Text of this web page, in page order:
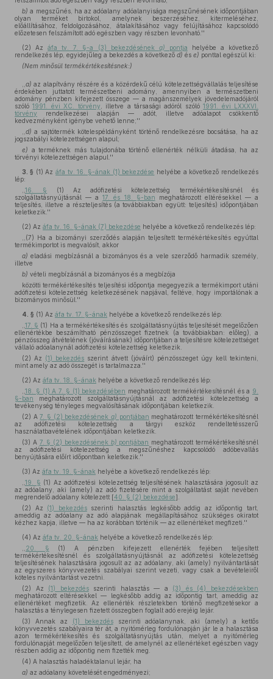
b) a megszűnés, ha az adóalany adóalanyisága megszűnésének időpontjában
olyan terméket birtokol, amelynek beszerzéséhez, kitermeléséhez,
előállításához, feldolgozásához, átalakításához vagy felújításához kapcsolódó
előzetesen felszámított adó egészben vagy részben levonható.''
(2) Azáfa tv. 7. §-a (3) bekezdésének a) pontja helyébe a következő
rendelkezés lép, egyidejűleg a bekezdés a következő d) és e) ponttal egészül ki:
(Nem minősül termékértékesítésnek:)
a) az alapítvány részére és a közérdekű célú kötelezettségvállalás teljesítése
érdekében juttatott természetbeni adomány, amennyiben a természetbeni
adomány pénzben kifejezett összege — a magánszemélyek jövedelemadójáról
szóló1991. évi XC. törvény , illetve a társasági adóról szóló1991. évi LXXXVI.
törvény rendelkezései alapján — adót, illetve adóalapot csökkentő
kedvezményként igénybe vehető lenne;''
d) a sajtótermék kötelespéldányként történő rendelkezésre bocsátása, ha az
jogszabályi kötelezettségen alapul;
e) a terméknek más tulajdonába történő ellenérték nélküli átadása, ha az
törvényi kötelezettségen alapul.''
3. § (1) Azáfa tv. 16. §-ának (1) bekezdése helyébe a következő rendelkezés
lép:
16. §
(1) Az adófizetési kötelezettség termékértékesítésnél és
szolgáltatásnyújtásnál — a17. és 18. §-ban meghatározott eltérésekkel — a
teljesítés, illetve a részteljesítés (a továbbiakban együtt: teljesítés) időpontjában
keletkezik.''
(2) Az áfa tv. 16. §-ának (7) bekezdése helyébe a következő rendelkezés lép:
,,(7) Ha a bizományi szerződés alapján teljesített termékértékesítés egyúttal
termékimportot is megvalósít, akkor
a) eladási megbízásnál a bizományos és a vele szerződő harmadik személy,
illetve
b) vételi megbízásnál a bizományos és a megbízója
közötti termékértékesítés teljesítési időpontja megegyezik a termékimport utáni
adófizetési kötelezettség keletkezésének napjával, feltéve, hogy importálónak a
bizományos minősül.''
4. § (1) Az áfa tv. 17. §-ának helyébe a következő rendelkezés lép:
17. § (1) Ha a termékértékesítés és szolgáltatásnyújtás teljesítését megelőzően
ellenértékbe beszámítható pénzösszeget fizetnek (a továbbiakban: előleg), a
pénzösszeg átvételének (jóváírásának) időpontjában a teljesítésre kötelezettséget
vállaló adóalanynál adófizetési kötelezettség keletkezik.
(2) Az (1) bekezdés szerint átvett (jóváírt) pénzösszeget úgy kell tekinteni,
mint amely az adó összegét is tartalmazza.''
(2) Az áfa tv. 18. §-ának helyébe a következő rendelkezés lép:
18. § (1) A 7. § (1) bekezdésében meghatározott termékértékesítésnél és a 9.
§-ban meghatározott szolgáltatásnyújtásnál az adófizetési kötelezettség a
tevékenység tényleges megvalósításának időpontjában keletkezik.
(2) A7. § (2) bekezdéséneka) pontjában meghatározott termékértékesítésnél
az adófizetési kötelezettség a tárgyi eszköz rendeltetésszerű
használatbavételének időpontjában keletkezik.
(3) A 7. § (2) bekezdésének b) pontjában meghatározott termékértékesítésnél
az adófizetési kötelezettség a megszűnéshez kapcsolódó adóbevallás
benyújtására előírt időpontban keletkezik.''
(3) Az áfa tv. 19. §-ának helyébe a következő rendelkezés lép:
19. § (1) Az adófizetési kötelezettség teljesítésének halasztására jogosult az
az adóalany, aki (amely) az adó fizetésére mint a szolgáltatást saját nevében
megrendelő adóalany kötelezett [40. § (2) bekezdése].
(2) Az (1) bekezdésszerinti halasztás legkésőbb addig az időpontig tart,
ameddig az adóalany az adó alapjának megállapításához szükséges okiratot
kézhez kapja, illetve — ha az korábban történik — az ellenértéket megfizeti.''
(4) Az áfa tv. 20. §-ának helyébe a következő rendelkezés lép:
20. § (1) A pénzben kifejezett ellenérték fejében teljesített
termékértékesítésnél és szolgáltatásnyújtásnál az adófizetési kötelezettség
teljesítésének halasztására jogosult az az adóalany, aki (amely) nyilvántartását
az egyszeres könyvvezetés szabályai szerint vezeti, vagy csak a bevételeiről
köteles nyilvántartást vezetni.
(2) Az (1) bekezdésszerinti halasztás — a (3) és (4) bekezdésekben
meghatározott eltérésekkel — legkésőbb addig az időpontig tart, ameddig az
ellenértéket megfizetik. Az ellenérték részletekben történő megfizetésekor a
halasztás a ténylegesen fizetett összegben foglalt adó erejéig lejár.
(3) Annak az
(1) bekezdésszerinti adóalanynak, aki (amely) a kettős
könyvvezetés szabályaira tér át, a nyitómérleg fordulónapján jár le a halasztása
azon termékértékesítés és szolgáltatásnyújtás után, melyet a nyitómérleg
fordulónapját megelőzően teljesített, de amelynél az ellenértéket egészben vagy
részben addig az időpontig nem fizették meg.
(4) A halasztás haladéktalanul lejár, ha
a) az adóalany követelését engedményezi;